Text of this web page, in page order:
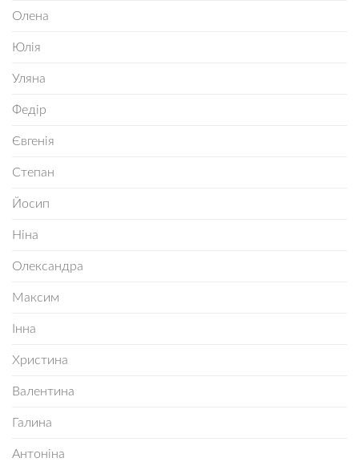
Олена
Юлія
Уляна
Федір
Євгенія
Степан
Йосип
Ніна
Олександра
Максим
Інна
Христина
Валентина
Галина
Антоніна